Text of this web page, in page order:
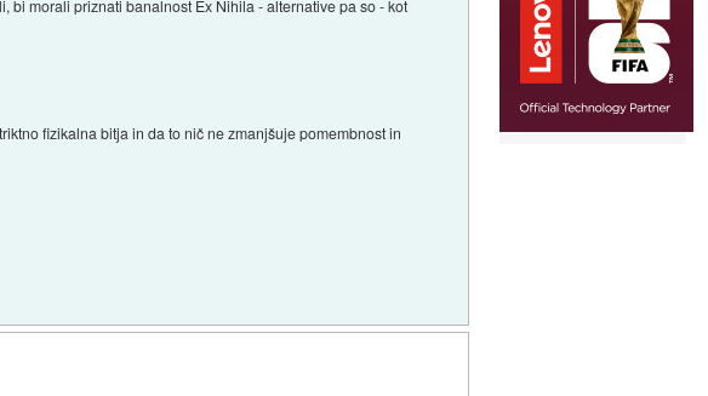
bi morali priznati banalnost Ex Nihila - alternative pa so - kot
fizikalna bitja in da to nič ne zmanjšuje pomembnost in